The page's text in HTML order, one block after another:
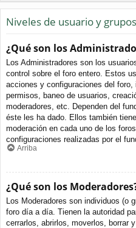
Niveles de usuario y grupos
¿Qué son los
Los Administradores son los
control sobre el foro entero. Estos
acciones y configuraciones del
permisos, baneo de usuarios,
moderadores, etc. Dependen del
éste les ha dado. Ellos también
moderación en cada uno de los
configuraciones realizadas por el
Arriba
¿Qué son los
Los Moderadores son individuos (o
foro día a día. Tienen la autoridad
cerrarlos, abrirlos, moverlos, borrar